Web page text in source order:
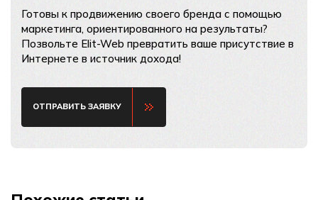
Готовы к продвижению своего бренда с помощью
маркетинга, ориентированного на результаты?
Позвольте Elit-Web превратить ваше присутствие в
Интернете в источник дохода!
ОТПРАВИТЬ ЗАЯВКУ